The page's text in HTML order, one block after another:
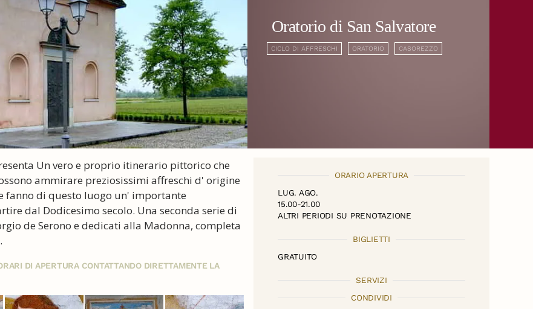
Oratorio di San Salvatore
CICLO DI AFFRESCHI ORATORIO CASOREZZO
Un vero e proprio itinerario pittorico che
ammirare preziosissimi affreschi d' origine
fanno di questo luogo un' importante
dal Dodicesimo secolo. Una seconda serie di
de Serono e dedicati alla Madonna, completa
DI APERTURA CONTATTANDO DIRETTAMENTE LA
ORARIO APERTURA
LUG. AGO.
15.00-21.00
ALTRI PERIODI SU PRENOTAZIONE
BIGLIETTI
GRATUITO
SERVIZI
CONDIVIDI